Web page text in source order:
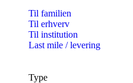
Til familien
Til erhverv
Til institution
Last mile / levering
Type